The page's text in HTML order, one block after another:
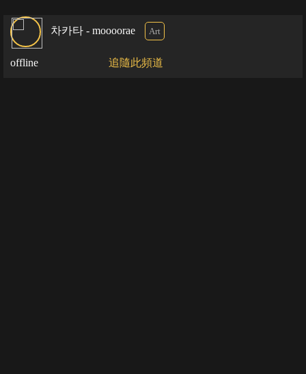
차카타 - moooorae Art
offline 追隨此頻道